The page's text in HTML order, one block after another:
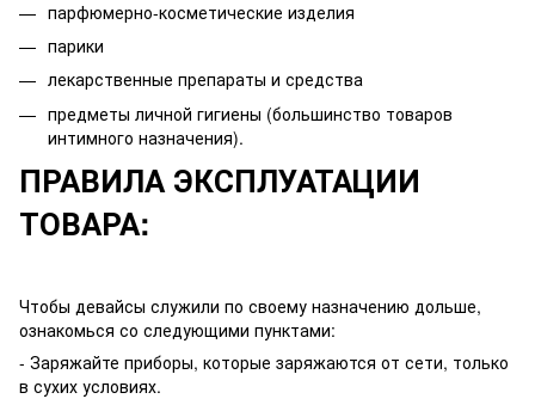
парфюмерно-косметические изделия
парики
лекарственные препараты и средства
предметы личной гигиены (большинство товаров
интимного назначения).
ПРАВИЛА ЭКСПЛУАТАЦИИ
ТОВАРА:
Чтобы девайсы служили по своему назначению дольше,
ознакомься со следующими пунктами:
- Заряжайте приборы, которые заряжаются от сети, только
в сухих условиях.